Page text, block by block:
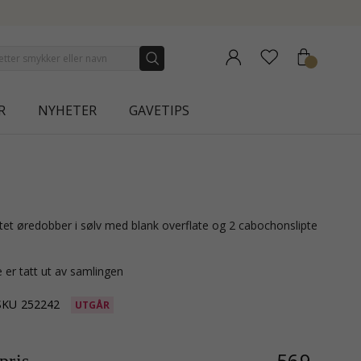
NYHETER GAVETIPS
er tatt ut av samlingen
252242 UTGÅR